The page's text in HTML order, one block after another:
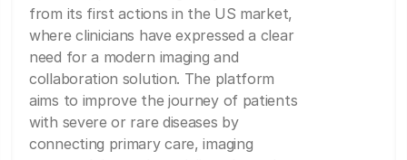
from its first actions in the US market,
where clinicians have expressed a clear
need for a modern imaging and
collaboration solution. The platform
aims to improve the journey of patients
with severe or rare diseases by
connecting primary care, imaging